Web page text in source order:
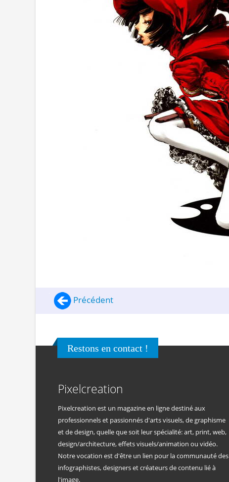
Précédent
Restons en contact !
Pixelcreation
Pixelcreation est un magazine en ligne destiné aux
professionnels et passionnés d'arts visuels, de graphisme
et de design, quelle que soit leur spécialité: art, print, web,
design/architecture, effets visuels/animation ou vidéo.
Notre vocation est d'être un lien pour la communauté des
infographistes, designers et créateurs de contenu lié à
l'image.